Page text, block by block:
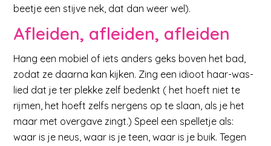
beetje een stijve nek, dat dan weer wel).
Afleiden, afleiden, afleiden
Hang een mobiel of iets anders geks boven het bad,
zodat ze daarna kan kijken. Zing een idioot haar-was-
lied dat je ter plekke zelf bedenkt ( het hoeft niet te
rijmen, het hoeft zelfs nergens op te slaan, als je het
maar met overgave zingt.) Speel een spelletje als:
waar is je neus, waar is je teen, waar is je buik. Tegen